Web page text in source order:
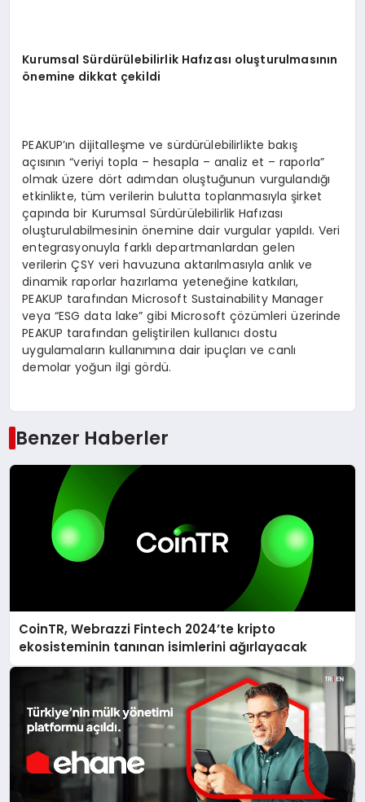
Kurumsal Sürdürülebilirlik Hafızası oluşturulmasının
önemine dikkat çekildi
PEAKUP’ın dijitalleşme ve sürdürülebilirlikte bakış
açısının “veriyi topla – hesapla – analiz et – raporla”
olmak üzere dört adımdan oluştuğunun vurgulandığı
etkinlikte, tüm verilerin bulutta toplanmasıyla şirket
çapında bir Kurumsal Sürdürülebilirlik Hafızası
oluşturulabilmesinin önemine dair vurgular yapıldı. Veri
entegrasyonuyla farklı departmanlardan gelen
verilerin ÇSY veri havuzuna aktarılmasıyla anlık ve
dinamik raporlar hazırlama yeteneğine katkıları,
PEAKUP tarafından Microsoft Sustainability Manager
veya “ESG data lake” gibi Microsoft çözümleri üzerinde
PEAKUP tarafından geliştirilen kullanıcı dostu
uygulamaların kullanımına dair ipuçları ve canlı
demolar yoğun ilgi gördü.
Benzer Haberler
CoinTR, Webrazzi Fintech 2024’te kripto
ekosisteminin tanınan isimlerini ağırlayacak